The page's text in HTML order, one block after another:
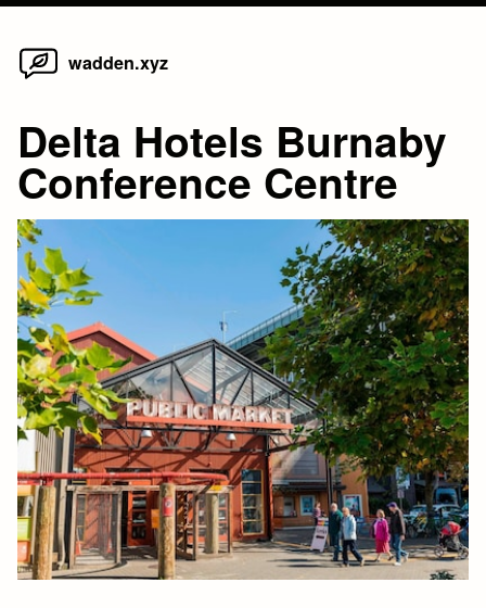
Skip
wadden.xyz
Delta Hotels Burnaby
Conference Centre